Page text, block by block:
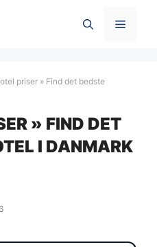
Menu
priser » Find det bedste
» FIND DET
I DANMARK